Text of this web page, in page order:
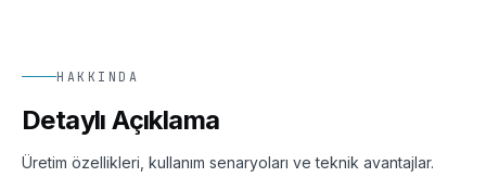
HAKKINDA
Detaylı Açıklama
Üretim özellikleri, kullanım senaryoları ve teknik avantajlar.